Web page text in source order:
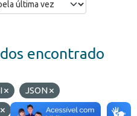
encontrado
JSON
Etiquetas:
RDE